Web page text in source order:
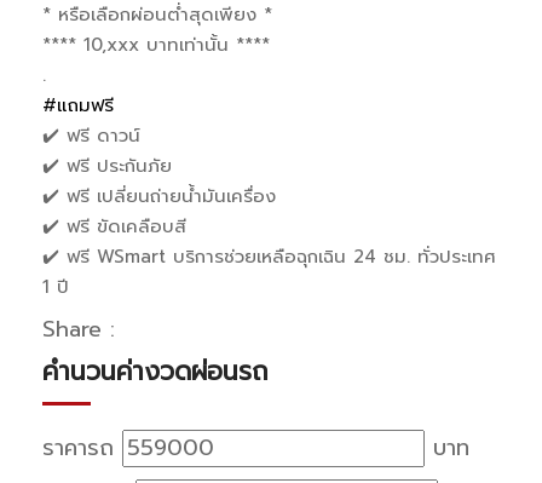
* หรือเลือกผ่อนต่ำสุดเพียง *
**** 10,xxx บาทเท่านั้น ****
.
#แถมฟรี
✔️ ฟรี ดาวน์
✔️ ฟรี ประกันภัย
✔️ ฟรี เปลี่ยนถ่ายน้ำมันเครื่อง
✔️ ฟรี ขัดเคลือบสี
✔️ ฟรี WSmart บริการช่วยเหลือฉุกเฉิน 24 ชม. ทั่วประเทศ
1 ปี
Share :
คำนวนค่างวดผ่อนรถ
ราคารถ
บาท